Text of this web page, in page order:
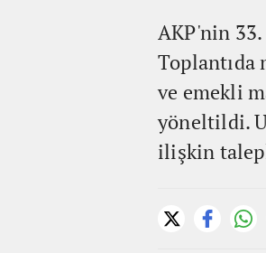
AKP'nin
ve emekli
yöneltildi.
ilişkin